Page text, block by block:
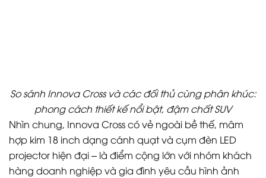
So sánh Innova Cross và các đối thủ cùng phân khúc:
phong cách thiết kế nổi bật, đậm chất SUV
Nhìn chung, Innova Cross có vẻ ngoài bề thế, mâm
hợp kim 18 inch dạng cánh quạt và cụm đèn LED
projector hiện đại – là điểm cộng lớn với nhóm khách
hàng doanh nghiệp và gia đình yêu cầu hình ảnh